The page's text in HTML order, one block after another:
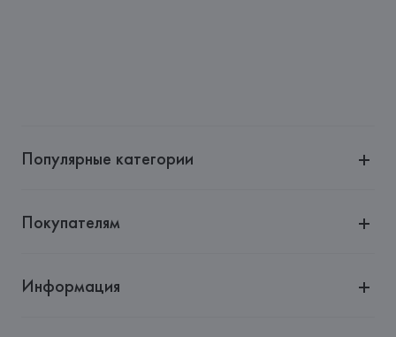
Популярные категории
Покупателям
Информация